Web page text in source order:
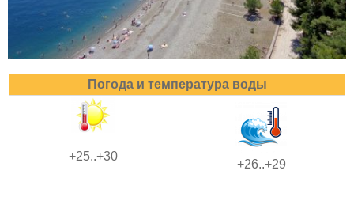
Погода и температура воды
+25..+30
+26..+29